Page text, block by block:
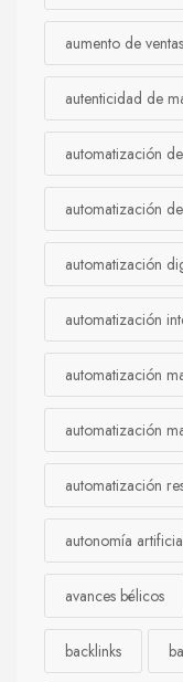
aumento de ventas
autenticidad de
automatización
automatización
automatización
automatización
automatización
automatización
automatización
autonomía
avances bélicos
backlinks